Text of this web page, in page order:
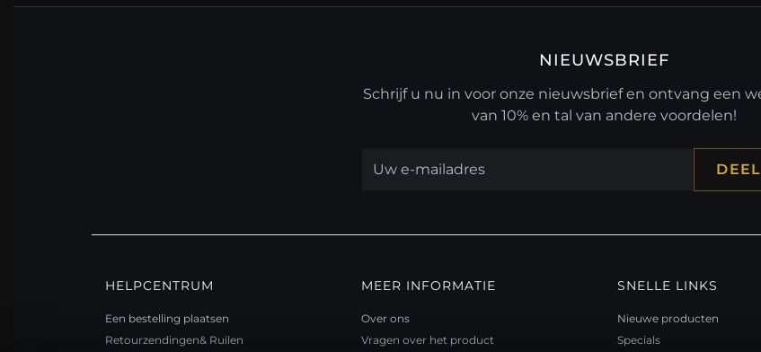
NIEUWSBRIEF
Schrijf u nu in voor onze nieuwsbrief en ontvang een
van 10% en tal van andere voordelen!
HELPCENTRUM
Een bestelling plaatsen
Retourzendingen& Ruilen
MEER INFORMATIE
Over ons
Vragen over het product
SNELLE LINKS
Nieuwe producten
Specials